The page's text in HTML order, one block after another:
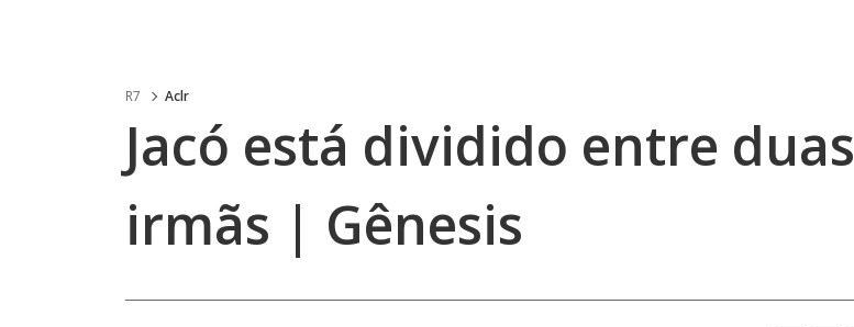
R7 Aclr
Jacó está dividido entre duas
irmãs | Gênesis